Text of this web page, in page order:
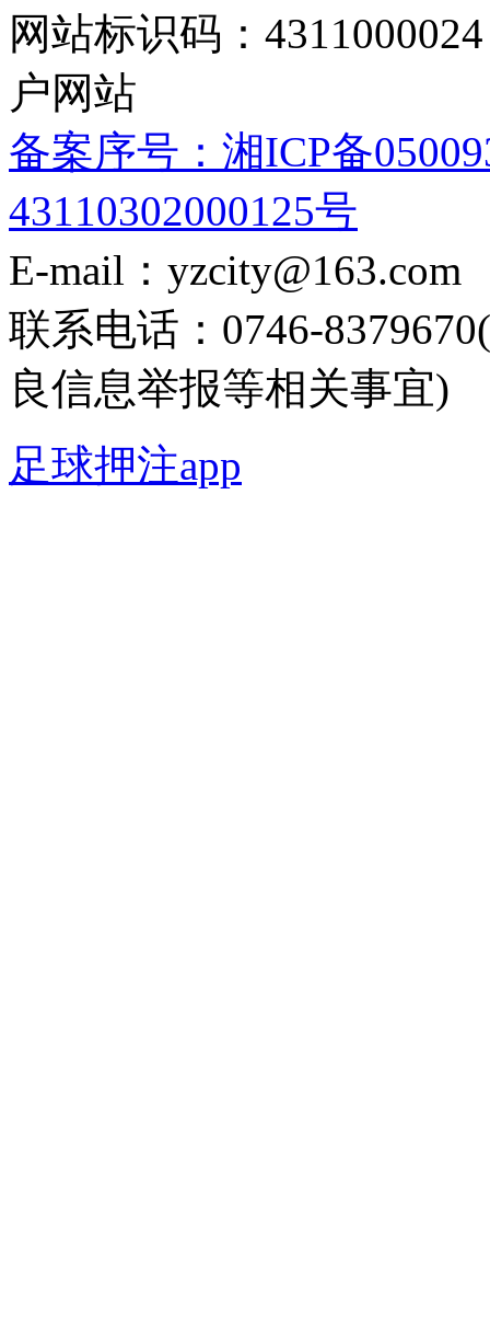
网站标识码：
户网站
备案序号：湘ICP备
43110302000125号
E-mail：yzcity@163.com
联系电话：0746-
良信息举报等相关事宜)
足球押注app